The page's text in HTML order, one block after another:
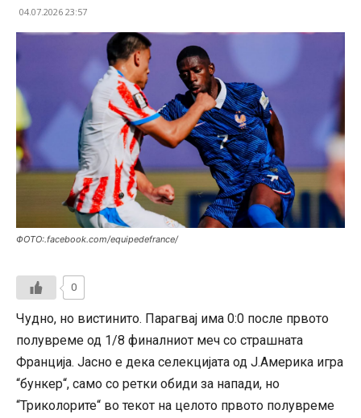
04.07.2026 23:57
ФОТО:.facebook.com/equipedefrance/
0
Чудно, но вистинито. Парагвај има 0:0 после првото
полувреме од 1/8 финалниот меч со страшната
Франција. Јасно е дека селекцијата од Ј.Америка игра
“бункер“, само со ретки обиди за напади, но
“Триколорите“ во текот на целото првото полувреме